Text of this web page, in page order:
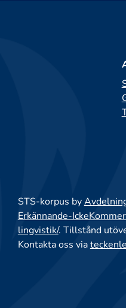
STS-korpus by
Erkännande-
lingvistik/. Tillstånd
Kontakta oss via